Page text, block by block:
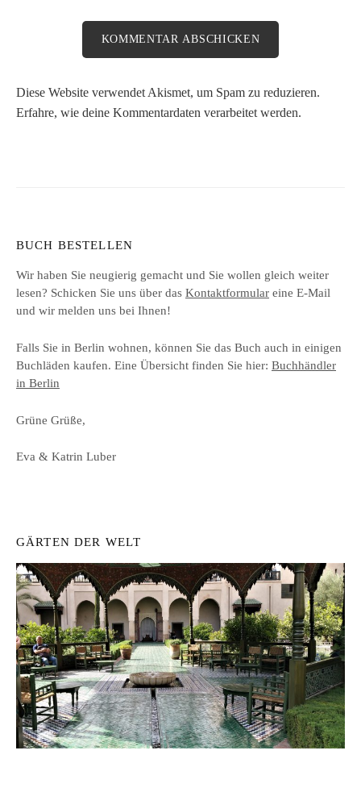
Diese Website verwendet Akismet, um Spam zu reduzieren.
Erfahre, wie deine Kommentardaten verarbeitet werden.
BUCH BESTELLEN
Wir haben Sie neugierig gemacht und Sie wollen gleich weiter
lesen? Schicken Sie uns über das Kontaktformular eine E-Mail
und wir melden uns bei Ihnen!
Falls Sie in Berlin wohnen, können Sie das Buch auch in einigen
Buchläden kaufen. Eine Übersicht finden Sie hier: Buchhändler
in Berlin
Grüne Grüße,
Eva & Katrin Luber
GÄRTEN DER WELT